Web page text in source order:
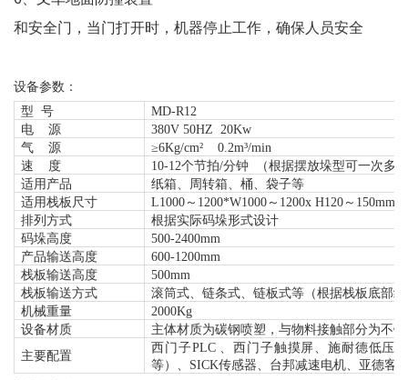
和安全门，当门打开时，机器停止工作，确保人员安全
设备参数：
型 号 MD-R12
电
源 380V 50HZ 20Kw
气
源 ≥6Kg/cm² 0. 2m³/min
速
度 10-12个节拍/分钟
（根据摆放垛型可一次多
适用产品
纸箱、周转箱、 桶、 袋子等
适用栈板尺寸
L1000～ 1200*W1000～ 1200x H1 20～ 150mm
排列方式
根据实际码垛形式设计
码垛高度
500-2400mm
产品输送高度
600-1200mm
栈板输送高度 500mm
栈板输送方式
滚筒式、链条式、链板式等（根据栈板底部
机械重量
2000Kg
设备材质
主体材质为碳钢喷塑，与物料接触部分为不
主要配置
西门子PLC 、西门子触摸屏、施耐德低压
等）、SICK传感器、台邦减速电机、亚德客